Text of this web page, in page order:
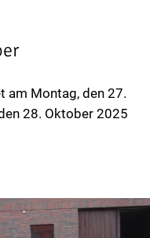
am Montag, den 27.
28. Oktober 2025